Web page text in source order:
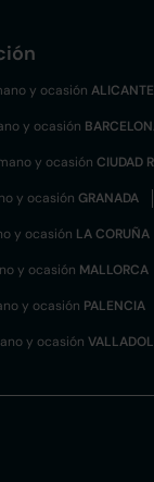
y ocasión ALICANTE
y ocasión
y ocasión CIUDAD
y ocasión GRANADA
y ocasión LA CORUÑA
y ocasión MALLORCA
y ocasión PALENCIA
y ocasión